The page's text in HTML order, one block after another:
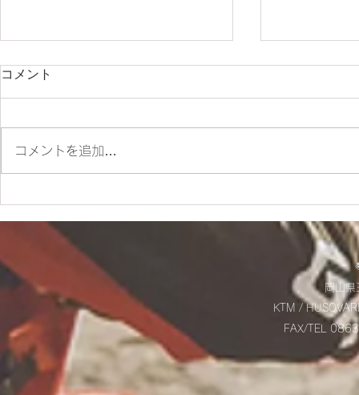
お知らせ☆
コメント
コメントを追加…
岡山
KTM /
FAX/TEL